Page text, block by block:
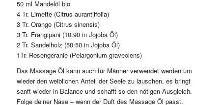
50 ml Mandelöl bio
4 Tr. Limette (Citrus aurantiifolia)
3 Tr. Orange (Citrus sinensis)
3 Tr. Frangipani (10:90 in Jojoba Öl)
2 Tr. Sandelholz (50:50 in Jojoba Öl)
1Tr. Rosengeranie (Pelargonium graveolens)
Das Massage Öl kann auch für Männer verwendet werden um
wieder den weiblichen Anteil der Seele zu lauschen, es bringt
sanft wieder in Balance und schafft so den nötigen Ausgleich.
Folge deiner Nase – wenn der Duft des Massage Öl passt.